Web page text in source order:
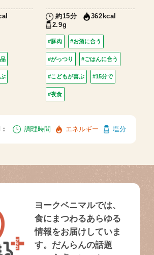
約15分
362kcal
2.9g
#豚肉 #お酒に合う
#がっつり #ごはんに合う
#こどもが喜ぶ #15分で
#夜食
調理時間 エネルギー 塩分
ヨークベニマルでは、
食にまつわるあらゆる
情報をお届けしていま
す。だんらんの話題